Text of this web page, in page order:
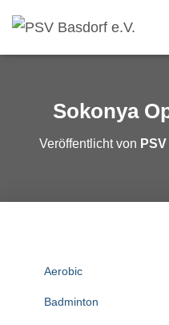
Sokonya
Veröffentlicht von
Aerobic
Badminton